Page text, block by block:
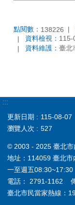
點閱數： 138226
資料檢視： 115-
資料維護： 臺北
:::
更新日期
115-08-07
瀏覽人次
527
© 2003 - 2025 臺北市
地址：114059 臺北
一至週五08:30~17:30
電話： 2791-1162
臺北市民當家熱線：